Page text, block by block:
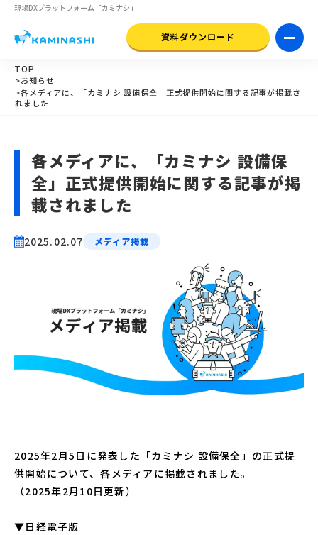
現場DXプラットフォーム 「カミナシ」
資料ダウンロード
TOP
>お知らせ
>各メディアに、「カミナシ 設備保全」正式提供開始に関する記事が掲載さ
れました
各メディアに、「カミナシ 設備保
全」正式提供開始に関する記事が掲
載されました
2025.02.07 メディア掲載
2025年2月5日に発表した「カミナシ 設備保全」の正式提
供開始について、各メディアに掲載されました。
（2025年2月10日更新）
▼日経電子版